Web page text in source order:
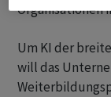
Organisationen
Um KI der
will das